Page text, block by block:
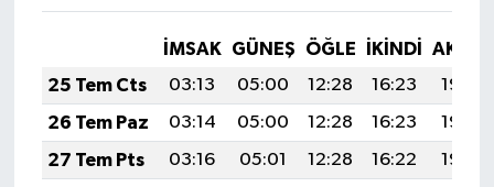
İMSAK GÜNEŞ ÖĞLE İKINDI
25 Tem Cts
03:13 05:00 12:28 16:23
19:46
26 Tem Paz
03:14 05:00 12:28 16:23
19:45
27 Tem Pts
03:16 05:01 12:28 16:22
19:44
KÜLTÜR SANAT
Otomobil
POLİTİKA